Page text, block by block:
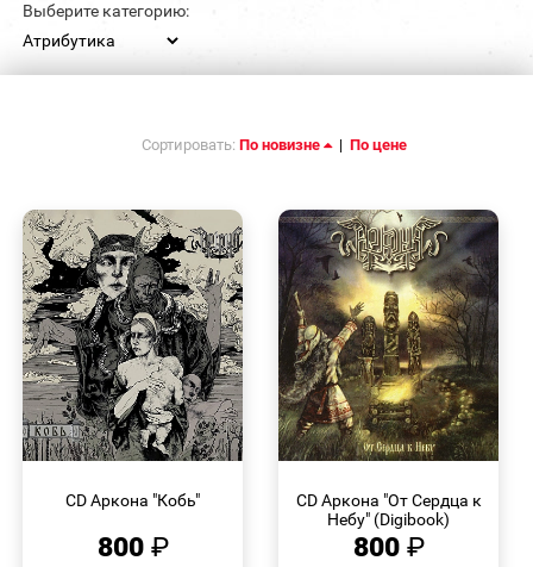
Выберите категорию:
Сортировать: По новизне | По цене
CD Аркона "Кобь"
800 ₽
CD Аркона "От Сердца к
Небу" (Digibook)
800 ₽